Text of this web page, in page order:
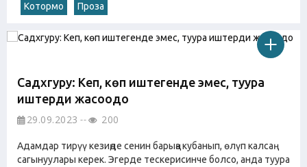
Котормо Проза
Садхгуру: Кеп, көп иштегенде эмес, туура
иштерди жасоодо
29.09.2023 200
Адамдар тирүү кезиңде сенин барыңа кубанып, өлүп калсаң
сагынуулары керек. Эгерде тескерисинче болсо, анда туура